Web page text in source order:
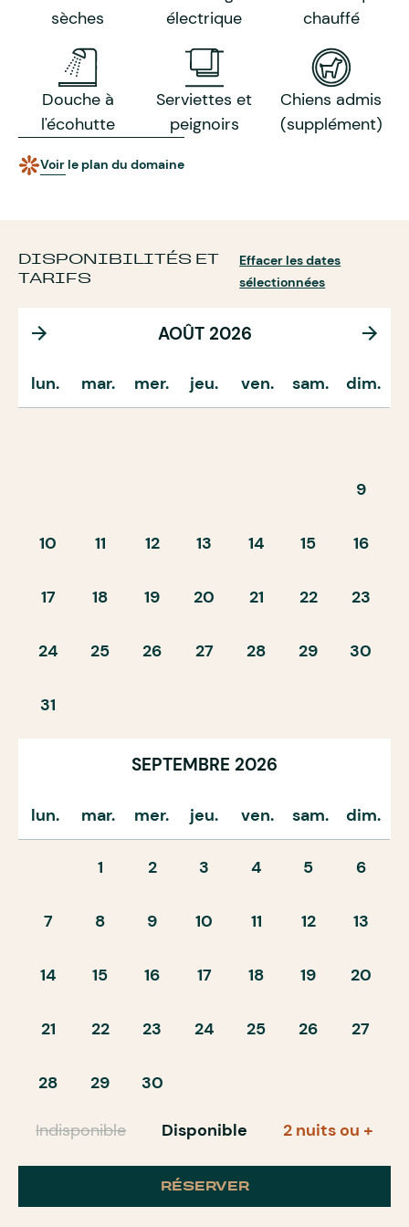
sèches
électrique
chauffé
Douche à
l'écohutte
Serviettes et
peignoirs
Chiens admis
(supplément)
Voir le plan du domaine
DISPONIBILITÉS ET
TARIFS
Effacer les dates
sélectionnées
AOÛT 2026
lun. mar. mer. jeu. ven. sam. dim.
9
10 11 12 13 14 15 16
17 18 19 20 21 22 23
24 25 26 27 28 29 30
31
SEPTEMBRE 2026
lun. mar. mer. jeu. ven. sam. dim.
1 2 3 4 5 6
7 8 9 10 11 12 13
14 15 16 17 18 19 20
21 22 23 24 25 26 27
28 29 30
Indisponible Disponible 2 nuits ou +
RÉSERVER